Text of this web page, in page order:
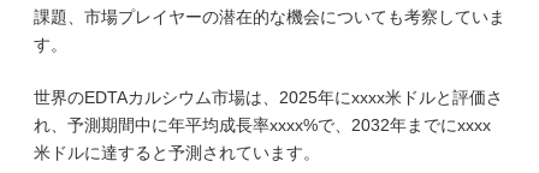
課題、市場プレイヤーの潜在的な機会についても考察していま
す。
世界のEDTAカルシウム市場は、2025年にxxxx米ドルと評価さ
れ、予測期間中に年平均成長率xxxx%で、2032年までにxxxx
米ドルに達すると予測されています。